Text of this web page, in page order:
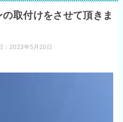
取付けをさせて頂きま
： 2023年5月20日